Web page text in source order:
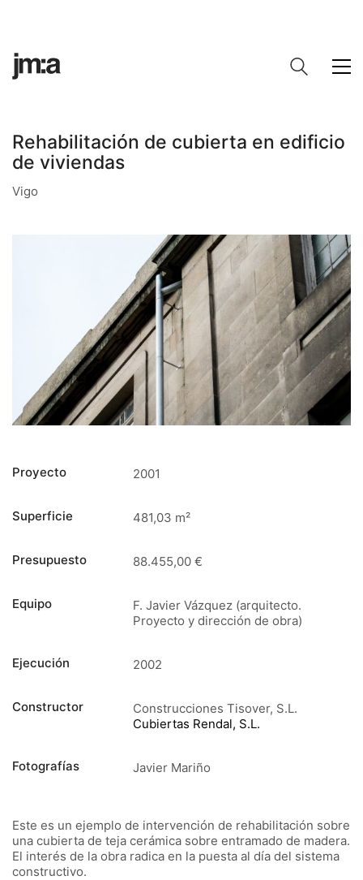
Rehabilitación de cubierta en edificio
de viviendas
Vigo
Proyecto 2001
Superficie 481,03 m²
Presupuesto 88.455,00 €
Equipo
F. Javier Vázquez (arquitecto.
Proyecto y dirección de obra)
Ejecución 2002
Constructor
Construcciones Tisover, S.L.
Cubiertas Rendal, S.L.
Fotografías Javier Mariño
Este es un ejemplo de intervención de rehabilitación sobre
una cubierta de teja cerámica sobre entramado de madera.
El interés de la obra radica en la puesta al día del sistema
constructivo.